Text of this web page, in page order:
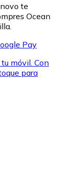
tu tienda más
te
Ocean
Pay
móvil. Con
para